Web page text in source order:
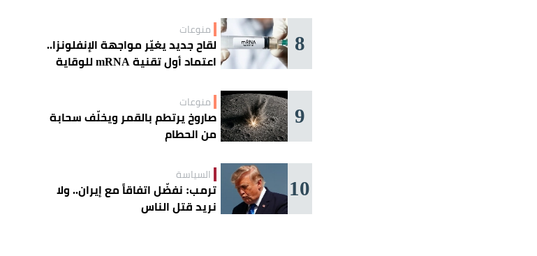
8 منوعات
لقاح جديد يغيّر مواجهة الإنفلونزا..
اعتماد أول تقنية mRNA للوقاية
9 منوعات
صاروخ يرتطم بالقمر ويخلّف سحابة
من الحطام
10 السياسة
ترمب: نفضّل اتفاقاً مع إيران.. ولا
نريد قتل الناس